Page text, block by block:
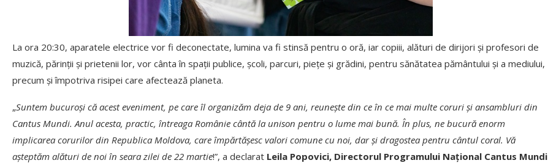
La ora 20:30, aparatele electrice vor fi deconectate, lumina va fi stinsă pentru o oră, iar copiii, alături de dirijori și profesori de
muzică, părinții și prietenii lor, vor cânta în spații publice, școli, parcuri, piețe și grădini, pentru sănătatea pământului și a mediului,
precum și împotriva risipei care afectează planeta.
„Suntem bucuroși că acest eveniment, pe care îl organizăm deja de 9 ani, reunește din ce în ce mai multe coruri și ansambluri din
Cantus Mundi. Anul acesta, practic, întreaga Românie cântă la unison pentru o lume mai bună. În plus, ne bucură enorm
implicarea corurilor din Republica Moldova, care împărtășesc valori comune cu noi, dar și dragostea pentru cântul coral. Vă
așteptăm alături de noi în seara zilei de 22 martie!”, a declarat Leila Popovici, Directorul Programului Național Cantus Mundi